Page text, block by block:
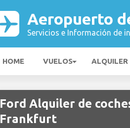
Aeropuerto
Servicios e Información de
HOME VUELOS ALQUILER
Ford Alquiler de
Frankfurt